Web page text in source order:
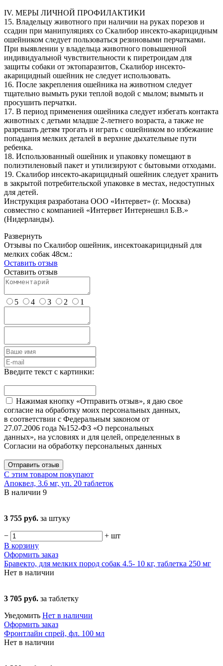
IV. МЕРЫ ЛИЧНОЙ ПРОФИЛАКТИКИ
15. Владельцу животного при наличии на руках порезов и
ссадин при манипуляциях со Скалибор инсекто-акарицидным
ошейником следует пользоваться резиновыми перчатками.
При выявлении у владельца животного повышенной
индивидуальной чувствительности к пиретроидам для
защиты собаки от эктопаразитов, Скалибор инсекто-
акарицидный ошейник не следует использовать.
16. После закрепления ошейника на животном следует
тщательно вымыть руки теплой водой с мылом; вымыть и
просушить перчатки.
17. В период применения ошейника следует избегать контакта
животных с детьми младше 2-летнего возраста, а также не
разрешать детям трогать и играть с ошейником во избежание
попадания мелких деталей в верхние дыхательные пути
ребенка.
18. Использованный ошейник и упаковку помещают в
полиэтиленовый пакет и утилизируют с бытовыми отходами.
19. Скалибор инсекто-акарицидный ошейник следует хранить
в закрытой потребительской упаковке в местах, недоступных
для детей.
Инструкция разработана ООО «Интервет» (г. Москва)
совместно с компанией «Интервет Интернешнл Б.В.»
(Нидерланды).
Развернуть
Отзывы по Скалибор ошейник, инсектоакарицидный для
мелких собак 48см.:
Оставить отзыв
Оставить отзыв
5 4 3 2 1
Введите текст с картинки:
Нажимая кнопку «Отправить отзыв», я даю свое
согласие на обработку моих персональных данных,
в соответствии с Федеральным законом от
27.07.2006 года №152-ФЗ «О персональных
данных», на условиях и для целей, определенных в
Согласии на обработку персональных данных
Отправить отзыв
С этим товаром покупают
Апоквел, 3.6 мг, уп. 20 таблеток
В наличии 9
3 755 руб. за штуку
− + шт
В корзину
Оформить заказ
Бравекто, для мелких пород собак 4.5- 10 кг, таблетка 250 мг
Нет в наличии
3 705 руб. за таблетку
Уведомить Нет в наличии
Оформить заказ
Фронтлайн спрей, фл. 100 мл
Нет в наличии